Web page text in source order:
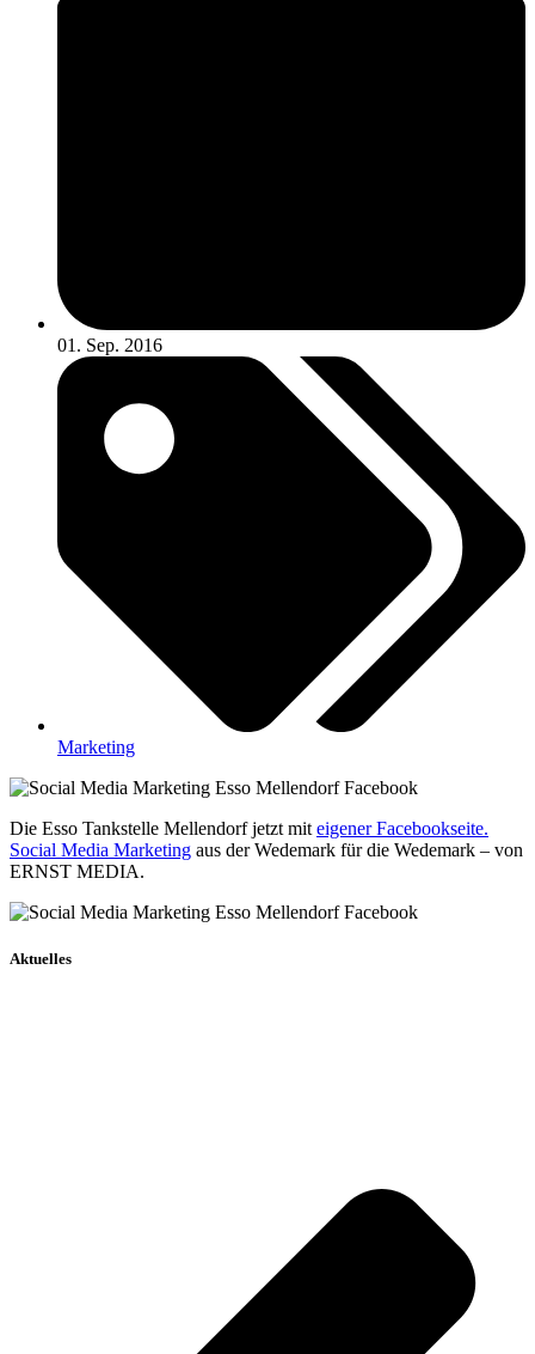
01. Sep. 2016
Marketing
Die Esso Tankstelle Mellendorf jetzt mit eigener Facebookseite.
Social Media Marketing aus der Wedemark für die Wedemark – von
ERNST MEDIA.
Aktuelles